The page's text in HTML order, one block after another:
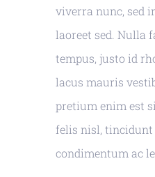
viverra nunc, sed
laoreet sed. Nulla
tempus, justo id
lacus mauris
pretium enim est
felis nisl, tincidunt
condimentum ac